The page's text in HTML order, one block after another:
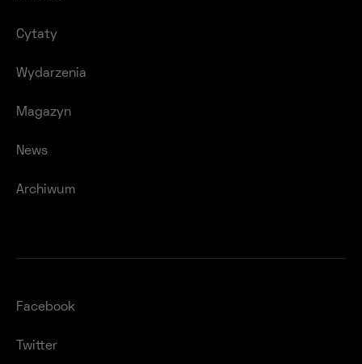
Cytaty
Wydarzenia
Magazyn
News
Archiwum
Facebook
Twitter